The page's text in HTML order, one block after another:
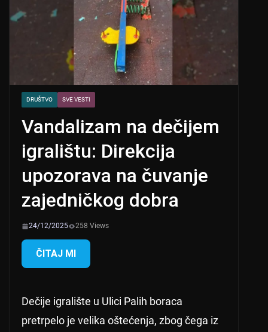
DRUŠTVO SVE VESTI
Vandalizam na dečijem
igralištu: Direkcija
upozorava na čuvanje
zajedničkog dobra
24/12/2025 258 Views
ČITAJ MI
Dečije igralište u Ulici Palih boraca
pretrpelo je velika oštećenja, zbog čega iz